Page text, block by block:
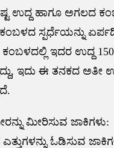
ಉದ್ದ ಹಾಗೂ ಅಗಲದ
ಸ್ಪರ್ಧೆಯನ್ನು
ಇದರ ಉದ್ದ
ಇದು ಈ ತನಕದ
ಮೀರಿಸುವ ಜಾಕಿಗಳು:
ಓಡಿಸುವ